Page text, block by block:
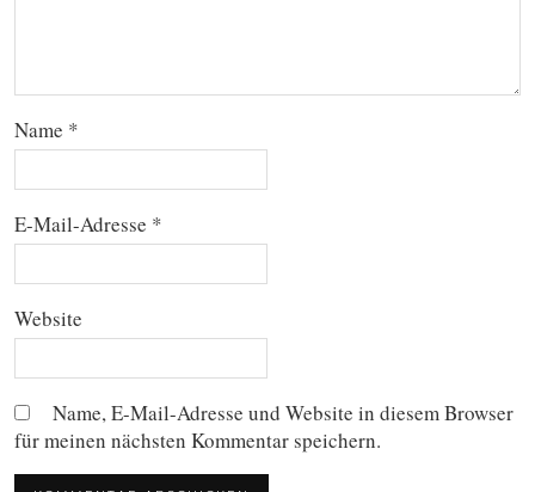
Name *
E-Mail-Adresse *
Website
Name, E-Mail-Adresse und Website in diesem Browser
für meinen nächsten Kommentar speichern.